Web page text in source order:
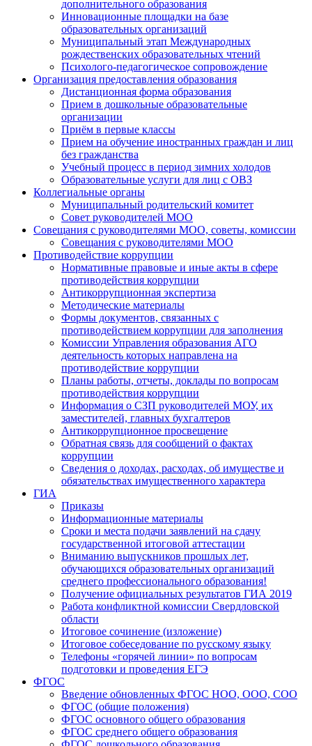
дополнительного образования
Инновационные площадки на базе
образовательных организаций
Муниципальный этап Международных
рождественских образовательных чтений
Психолого-педагогическое сопровождение
Организация предоставления образования
Дистанционная форма образования
Прием в дошкольные образовательные
организации
Приём в первые классы
Прием на обучение иностранных граждан и лиц
без гражданства
Учебный процесс в период зимних холодов
Образовательные услуги для лиц с ОВЗ
Коллегиальные органы
Муниципальный родительский комитет
Совет руководителей МОО
Совещания с руководителями МОО, советы, комиссии
Совещания с руководителями МОО
Противодействие коррупции
Нормативные правовые и иные акты в сфере
противодействия коррупции
Антикоррупционная экспертиза
Методические материалы
Формы документов, связанных с
противодействием коррупции для заполнения
Комиссии Управления образования АГО
деятельность которых направлена на
противодействие коррупции
Планы работы, отчеты, доклады по вопросам
противодействия коррупции
Информация о СЗП руководителей МОУ, их
заместителей, главных бухгалтеров
Антикоррупционное просвещение
Обратная связь для сообщений о фактах
коррупции
Сведения о доходах, расходах, об имуществе и
обязательствах имущественного характера
ГИА
Приказы
Информационные материалы
Сроки и места подачи заявлений на сдачу
государственной итоговой аттестации
Вниманию выпускников прошлых лет,
обучающихся образовательных организаций
среднего профессионального образования!
Получение официальных результатов ГИА 2019
Работа конфликтной комиссии Свердловской
области
Итоговое сочинение (изложение)
Итоговое собеседование по русскому языку
Телефоны «горячей линии» по вопросам
подготовки и проведения ЕГЭ
ФГОС
Введение обновленных ФГОС НОО, ООО, СОО
ФГОС (общие положения)
ФГОС основного общего образования
ФГОС среднего общего образования